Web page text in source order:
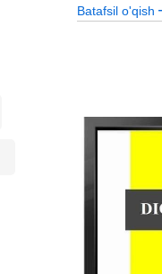
Batafsil o'qish